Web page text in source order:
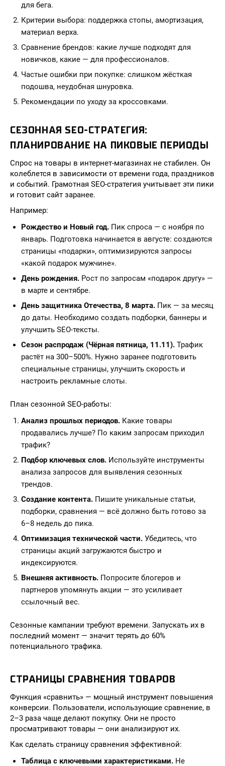
для бега.
Критерии выбора: поддержка стопы, амортизация,
материал верха.
Сравнение брендов: какие лучше подходят для
новичков, какие — для профессионалов.
Частые ошибки при покупке: слишком жёсткая
подошва, неудобная шнуровка.
Рекомендации по уходу за кроссовками.
СЕЗОННАЯ SEO-СТРАТЕГИЯ:
ПЛАНИРОВАНИЕ НА ПИКОВЫЕ ПЕРИОДЫ
Спрос на товары в интернет-магазинах не стабилен. Он
колеблется в зависимости от времени года, праздников
и событий. Грамотная SEO-стратегия учитывает эти пики
и готовит сайт заранее.
Например:
Рождество и Новый год. Пик спроса — с ноября по
январь. Подготовка начинается в августе: создаются
страницы «подарки», оптимизируются запросы
«какой подарок мужчине».
День рождения. Рост по запросам «подарок другу» —
в марте и сентябре.
День защитника Отечества, 8 марта. Пик — за месяц
до даты. Необходимо создать подборки, баннеры и
улучшить SEO-тексты.
Сезон распродаж (Чёрная пятница, 11.11). Трафик
растёт на 300–500%. Нужно заранее подготовить
специальные страницы, улучшить скорость и
настроить рекламные слоты.
План сезонной SEO-работы:
Анализ прошлых периодов. Какие товары
продавались лучше? По каким запросам приходил
трафик?
Подбор ключевых слов. Используйте инструменты
анализа запросов для выявления сезонных
трендов.
Создание контента. Пишите уникальные статьи,
подборки, сравнения — всё должно быть готово за
6–8 недель до пика.
Оптимизация технической части. Убедитесь, что
страницы акций загружаются быстро и
индексируются.
Внешняя активность. Попросите блогеров и
партнеров упомянуть акции — это усиливает
ссылочный вес.
Сезонные кампании требуют времени. Запускать их в
последний момент — значит терять до 60%
потенциального трафика.
СТРАНИЦЫ СРАВНЕНИЯ ТОВАРОВ
Функция «сравнить» — мощный инструмент повышения
конверсии. Пользователи, использующие сравнение, в
2–3 раза чаще делают покупку. Они не просто
просматривают товары — они анализируют их.
Как сделать страницу сравнения эффективной:
Таблица с ключевыми характеристиками. Не